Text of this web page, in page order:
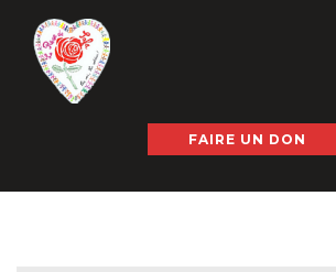
FAIRE UN DON